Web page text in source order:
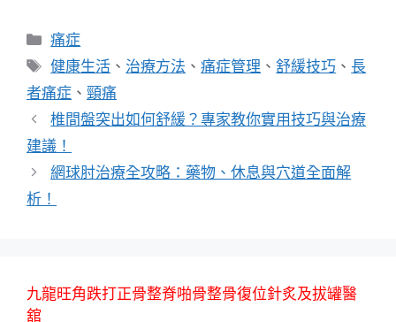
分
類
痛症
標
籤
健康生活 、 治療方法 、痛症管理 、舒緩技巧 、長
者痛症 、 頸痛
椎間盤突出如何舒緩？專家教你實用技巧與治療
建議！
網球肘治療全攻略：藥物、休息與穴道全面解
析！
九龍旺角跌打正骨整脊啪骨整骨復位針炙及拔罐醫
舘